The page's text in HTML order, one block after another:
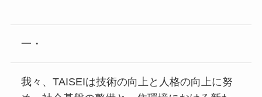
一・
我々、TAISEIは技術の向上と人格の向上に努